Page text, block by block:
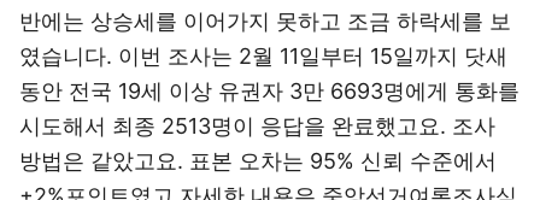
반에는 상승세를 이어가지 못하고 조금 하락세를 보
였습니다. 이번 조사는 2월 11일부터 15일까지 닷새
동안 전국 19세 이상 유권자 3만 6693명에게 통화를
시도해서 최종 2513명이 응답을 완료했고요. 조사
방법은 같았고요. 표본 오차는 95% 신뢰 수준에서